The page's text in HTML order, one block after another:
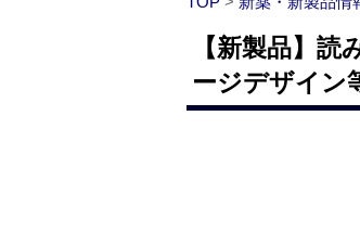
【新製品】
ージデザイ